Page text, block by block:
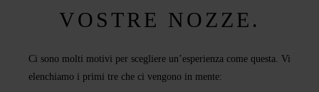
VOSTRE NOZZE.
Ci sono molti motivi per scegliere un’esperienza come questa. Vi
elenchiamo i primi tre che ci vengono in mente: